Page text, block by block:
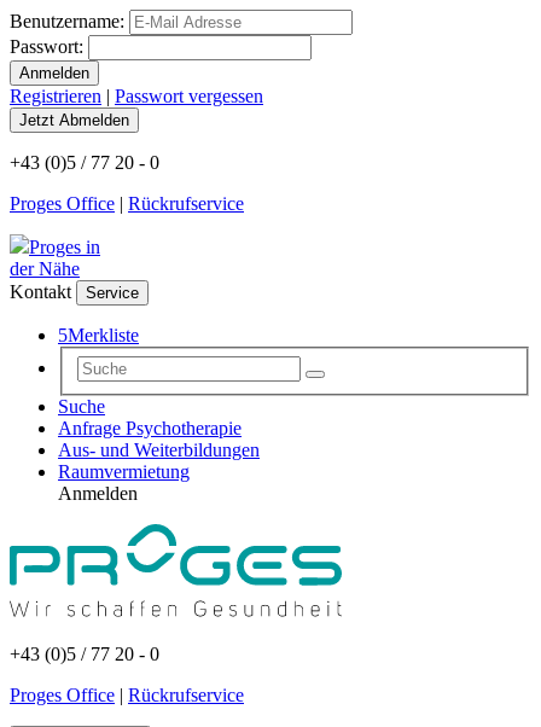
Benutzername:
Passwort:
Registrieren | Passwort vergessen
+43 (0)5 / 77 20 - 0
Proges Office | Rückrufservice
Proges in
der Nähe
Kontakt
Service
5Merkliste
Suche
Anfrage Psychotherapie
Aus- und Weiterbildungen
Raumvermietung
Anmelden
+43 (0)5 / 77 20 - 0
Proges Office | Rückrufservice